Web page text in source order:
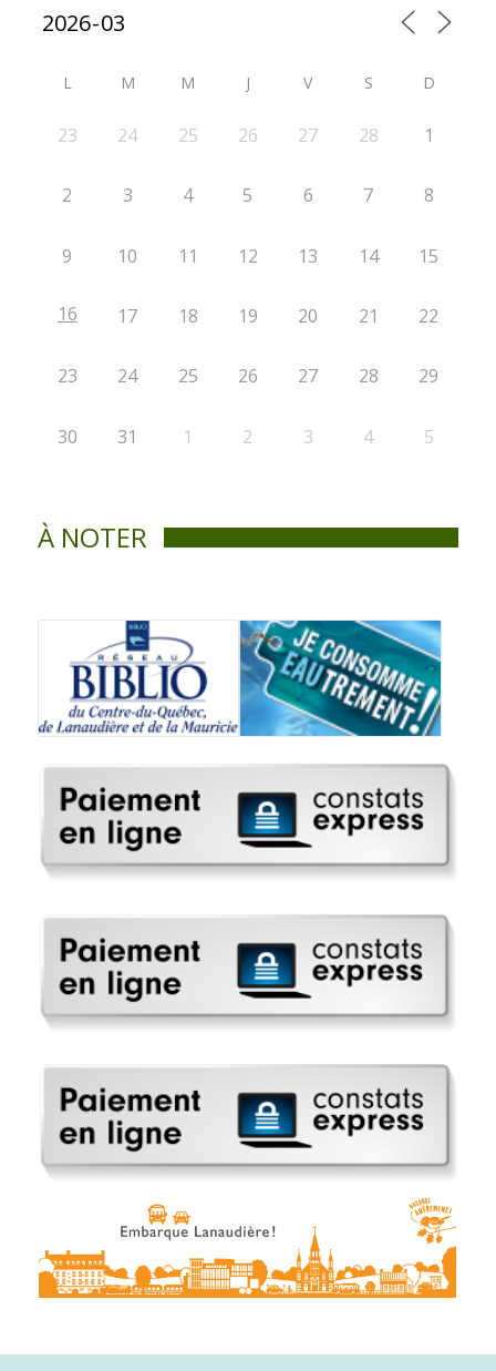
L M M J V S D
23 24 25 26 27 28 1
2 3 4 5 6 7 8
9 10 11 12 13 14 15
16 17 18 19 20 21 22
23 24 25 26 27 28 29
30 31 1 2 3 4 5
À NOTER